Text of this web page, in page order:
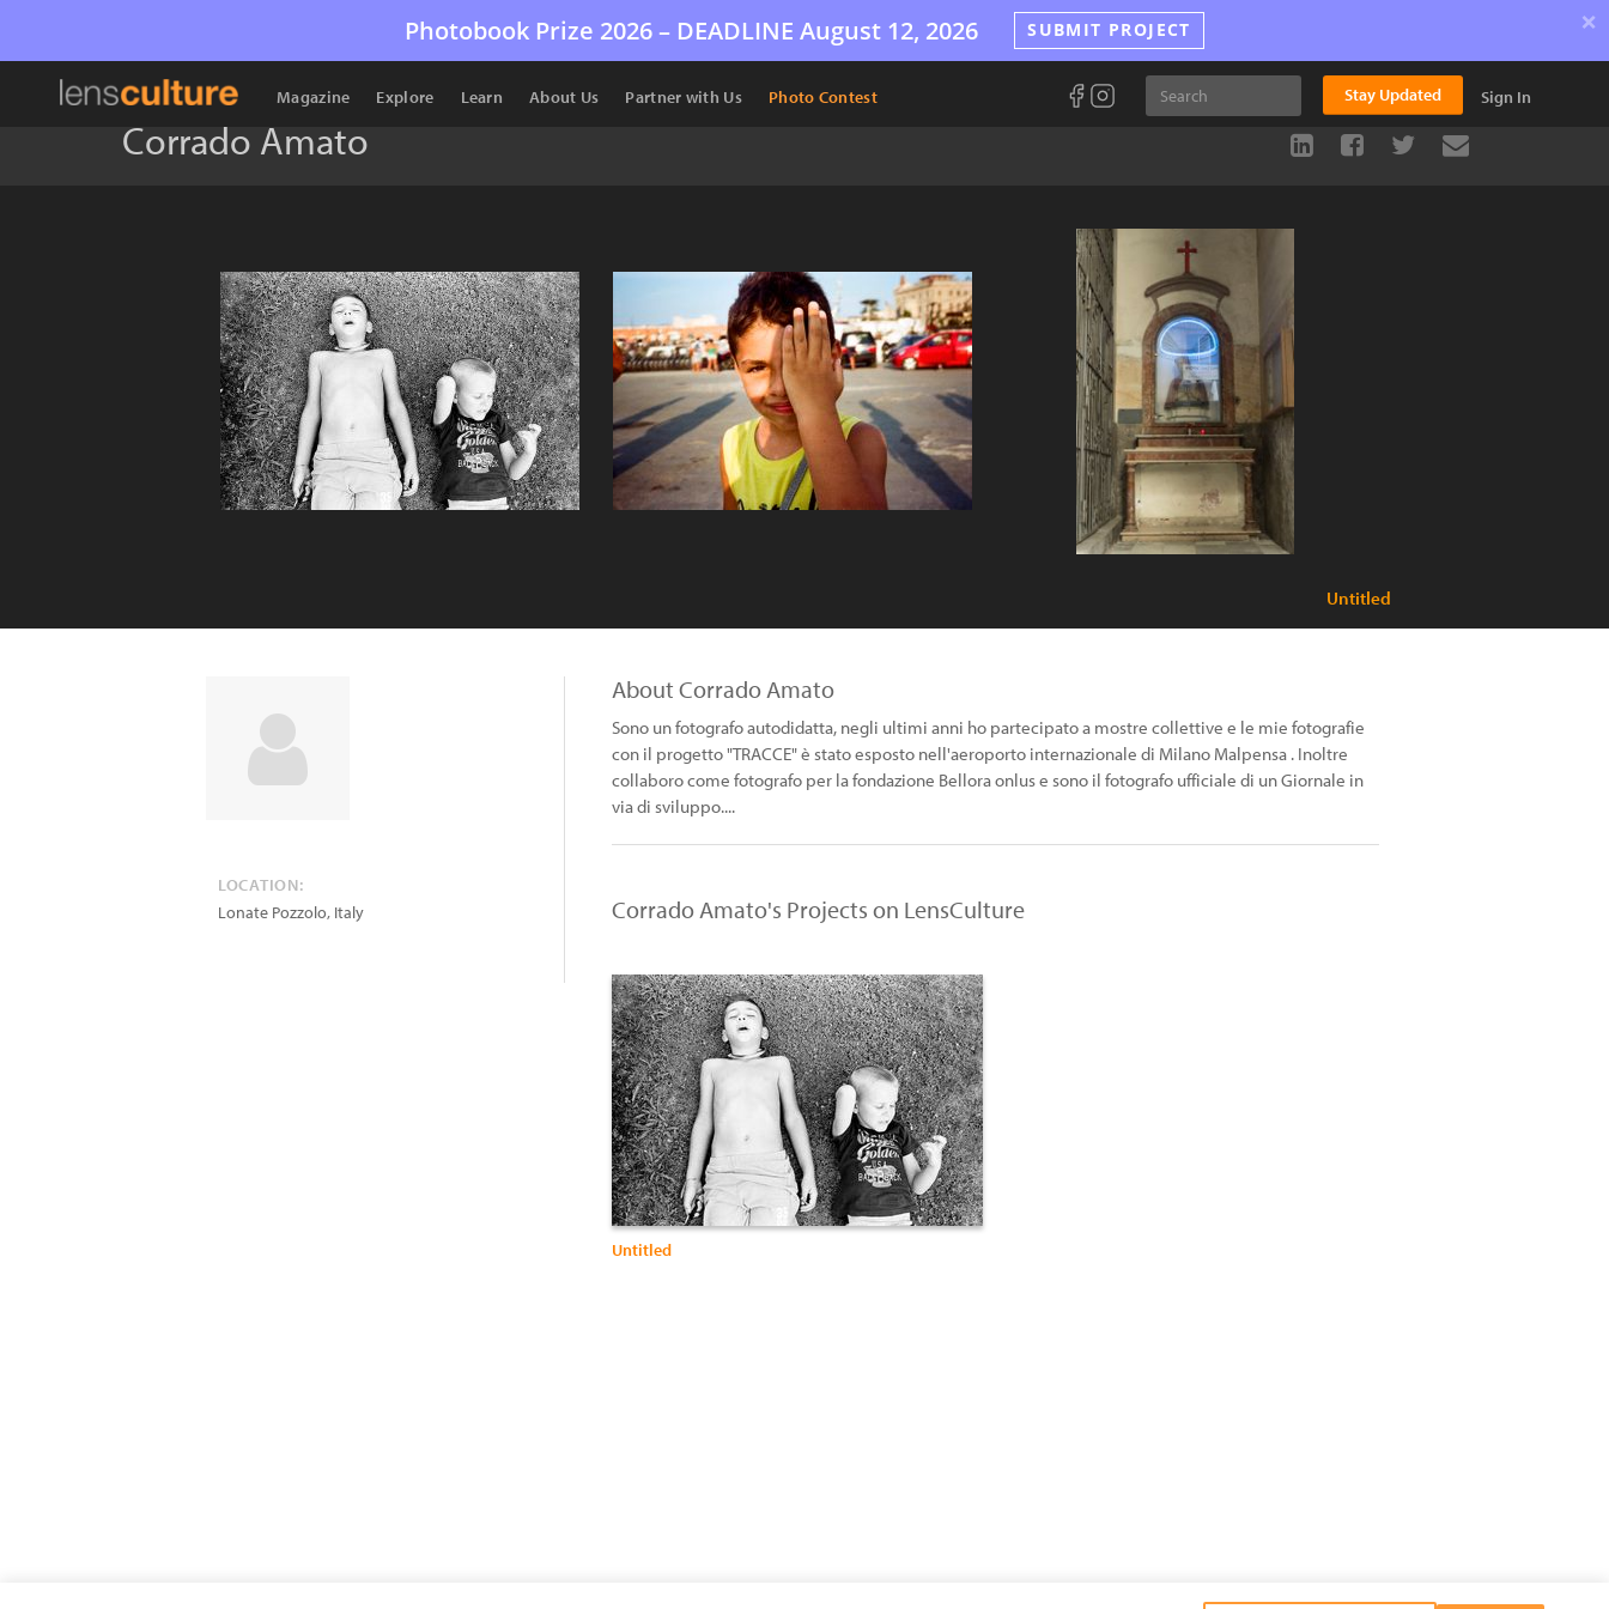
Photobook Prize 2026 – DEADLINE August 12, 2026 SUBMIT PROJECT ×
Magazine Explore Learn About Us Partner with Us Photo Contest Stay Updated Sign In
Corrado Amato
Untitled
LOCATION:
Lonate Pozzolo, Italy
About Corrado Amato
Sono un fotografo autodidatta, negli ultimi anni ho partecipato a mostre collettive e le mie fotografie
con il progetto "TRACCE" è stato esposto nell'aeroporto internazionale di Milano Malpensa . Inoltre
collaboro come fotografo per la fondazione Bellora onlus e sono il fotografo ufficiale di un Giornale in
via di sviluppo....
Corrado Amato's Projects on LensCulture
Untitled